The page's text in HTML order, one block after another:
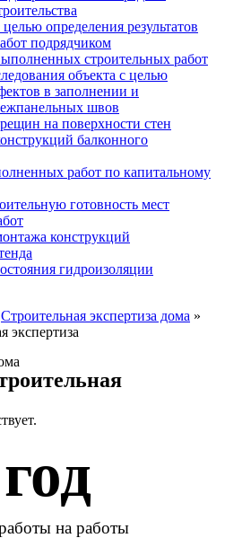
определения результатов
подрядчиком
строительных работ
объекта с целью
в заполнении и
швов
на поверхности стен
балконного
работ по капитальному
готовность мест
конструкций
гидроизоляции
Строительная экспертиза дома »
экспертиза
год
на работы